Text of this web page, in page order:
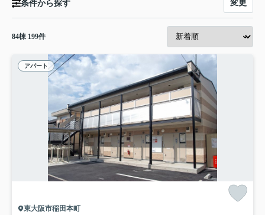
条件から探す 変更
84棟 199件
アパート
東大阪市稲田本町